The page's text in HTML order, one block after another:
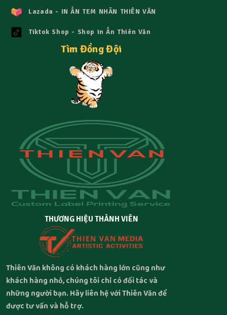
THƯƠNG HIỆU THÀNH VIÊN
Thiên Văn không có khách hàng lớn cũng như
khách hàng nhỏ, chúng tôi chỉ có đối tác và
những người bạn. Hãy liên hệ với Thiên Văn để
được tư vấn và hỗ trợ.
Lazada - IN ẤN TEM NHÃN THIÊN VĂN
Tiktok Shop - Shop in Ấn Thiên Văn
Tìm Đồng Đội